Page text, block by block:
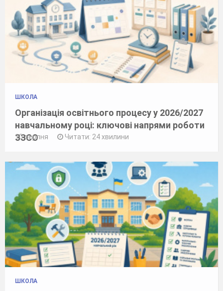
ШКОЛА
Організація освітнього процесу у 2026/2027
навчальному році: ключові напрями роботи
ЗЗСО
10 серпня Читати: 24 хвилини
ШКОЛА